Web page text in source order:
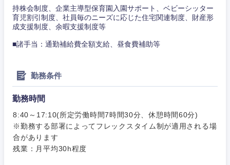
持株会制度、企業主導型保育園入園サポート、ベビーシッター
育児割引制度、社員毎のニーズに応じた住宅関連制度、財産形
成支援制度、余暇支援制度等
■諸手当：通勤補給費全額支給、昼食費補助等
勤務条件
勤務時間
8:40～17:10(所定労働時間7時間30分、休憩時間60分)
※勤務する部署によってフレックスタイム制が適用される場
合があります
残業：月平均30h程度
甲信越・北陸